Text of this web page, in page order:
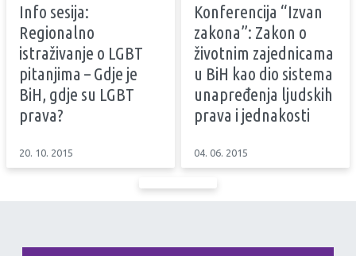
Info sesija:
Regionalno
istraživanje o LGBT
pitanjima – Gdje je
BiH, gdje su LGBT
prava?
20. 10. 2015
Konferencija “Izvan
zakona”: Zakon o
životnim zajednicama
u BiH kao dio sistema
unapređenja ljudskih
prava i jednakosti
04. 06. 2015